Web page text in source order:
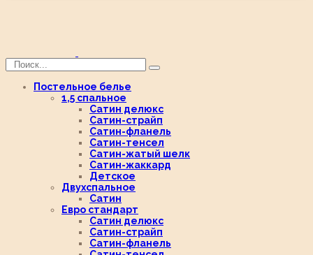
Постельное белье
1,5 спальное
Сатин делюкс
Сатин-страйп
Сатин-фланель
Сатин-тенсел
Сатин-жатый шелк
Сатин-жаккард
Детское
Двухспальное
Сатин
Евро стандарт
Сатин делюкс
Сатин-страйп
Сатин-фланель